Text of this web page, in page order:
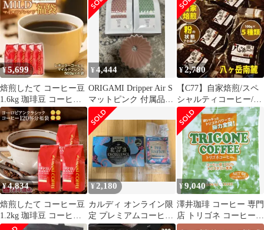
クニックバッグ マルニ
マーケット ブランド ス
トローバッグ 軽量 かご
バッグ MARNI
FLOWER CAFE
カップ ドリップパック
13Drip 福袋 90杯分 個
包装 13g 飲み比べ セッ
ト オリジナル クラシッ
ク ヨーロピアン
¥5,699
焙煎したて コーヒー豆
1.6kg 珈琲豆 コーヒー
福袋 大容量 400gx4袋
中挽き/豆のまま コーヒ
ー専門店 160杯分 セッ
ト マイルドブレンド
¥4,444
ORIGAMI Dripper Air S
マットピンク 付属品あ
り
¥2,780
【C77】自家焙煎/スペ
シャルティコーヒー/ブ
レンド100g×5種類（豆
or粉）
¥4,834
焙煎したて コーヒー豆
1.2kg 珈琲豆 コーヒー
大容量 400gx3袋 中挽
¥2,180
カルディ オンライン限
定 プレミアムコーヒー
福袋2026 ドリップコー
¥9,040
澤井珈琲 コーヒー 専門
店 トリゴネ コーヒー
コーヒーバッグ 8g×100